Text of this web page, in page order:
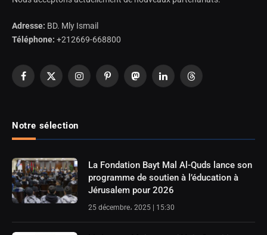
Adresse: BD. Mly Ismail
Téléphone: +212669-668800
Facebook
X
InstagramPinterestMastodonLinkedInThreads
Notre sélection
La Fondation Bayt Mal Al-Quds lance son
programme de soutien à l’éducation à
Jérusalem pour 2026
25 décembre، 2025 | 15:30